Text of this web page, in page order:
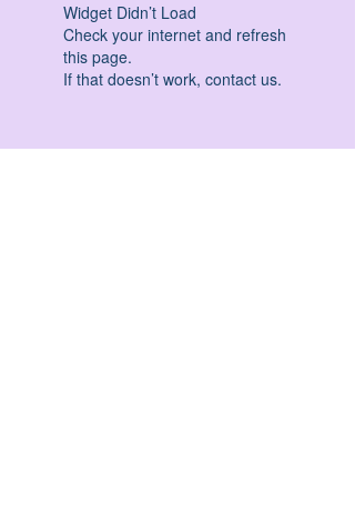
Widget Didn’t Load
Check your internet and refresh
this page.
If that doesn’t work, contact us.